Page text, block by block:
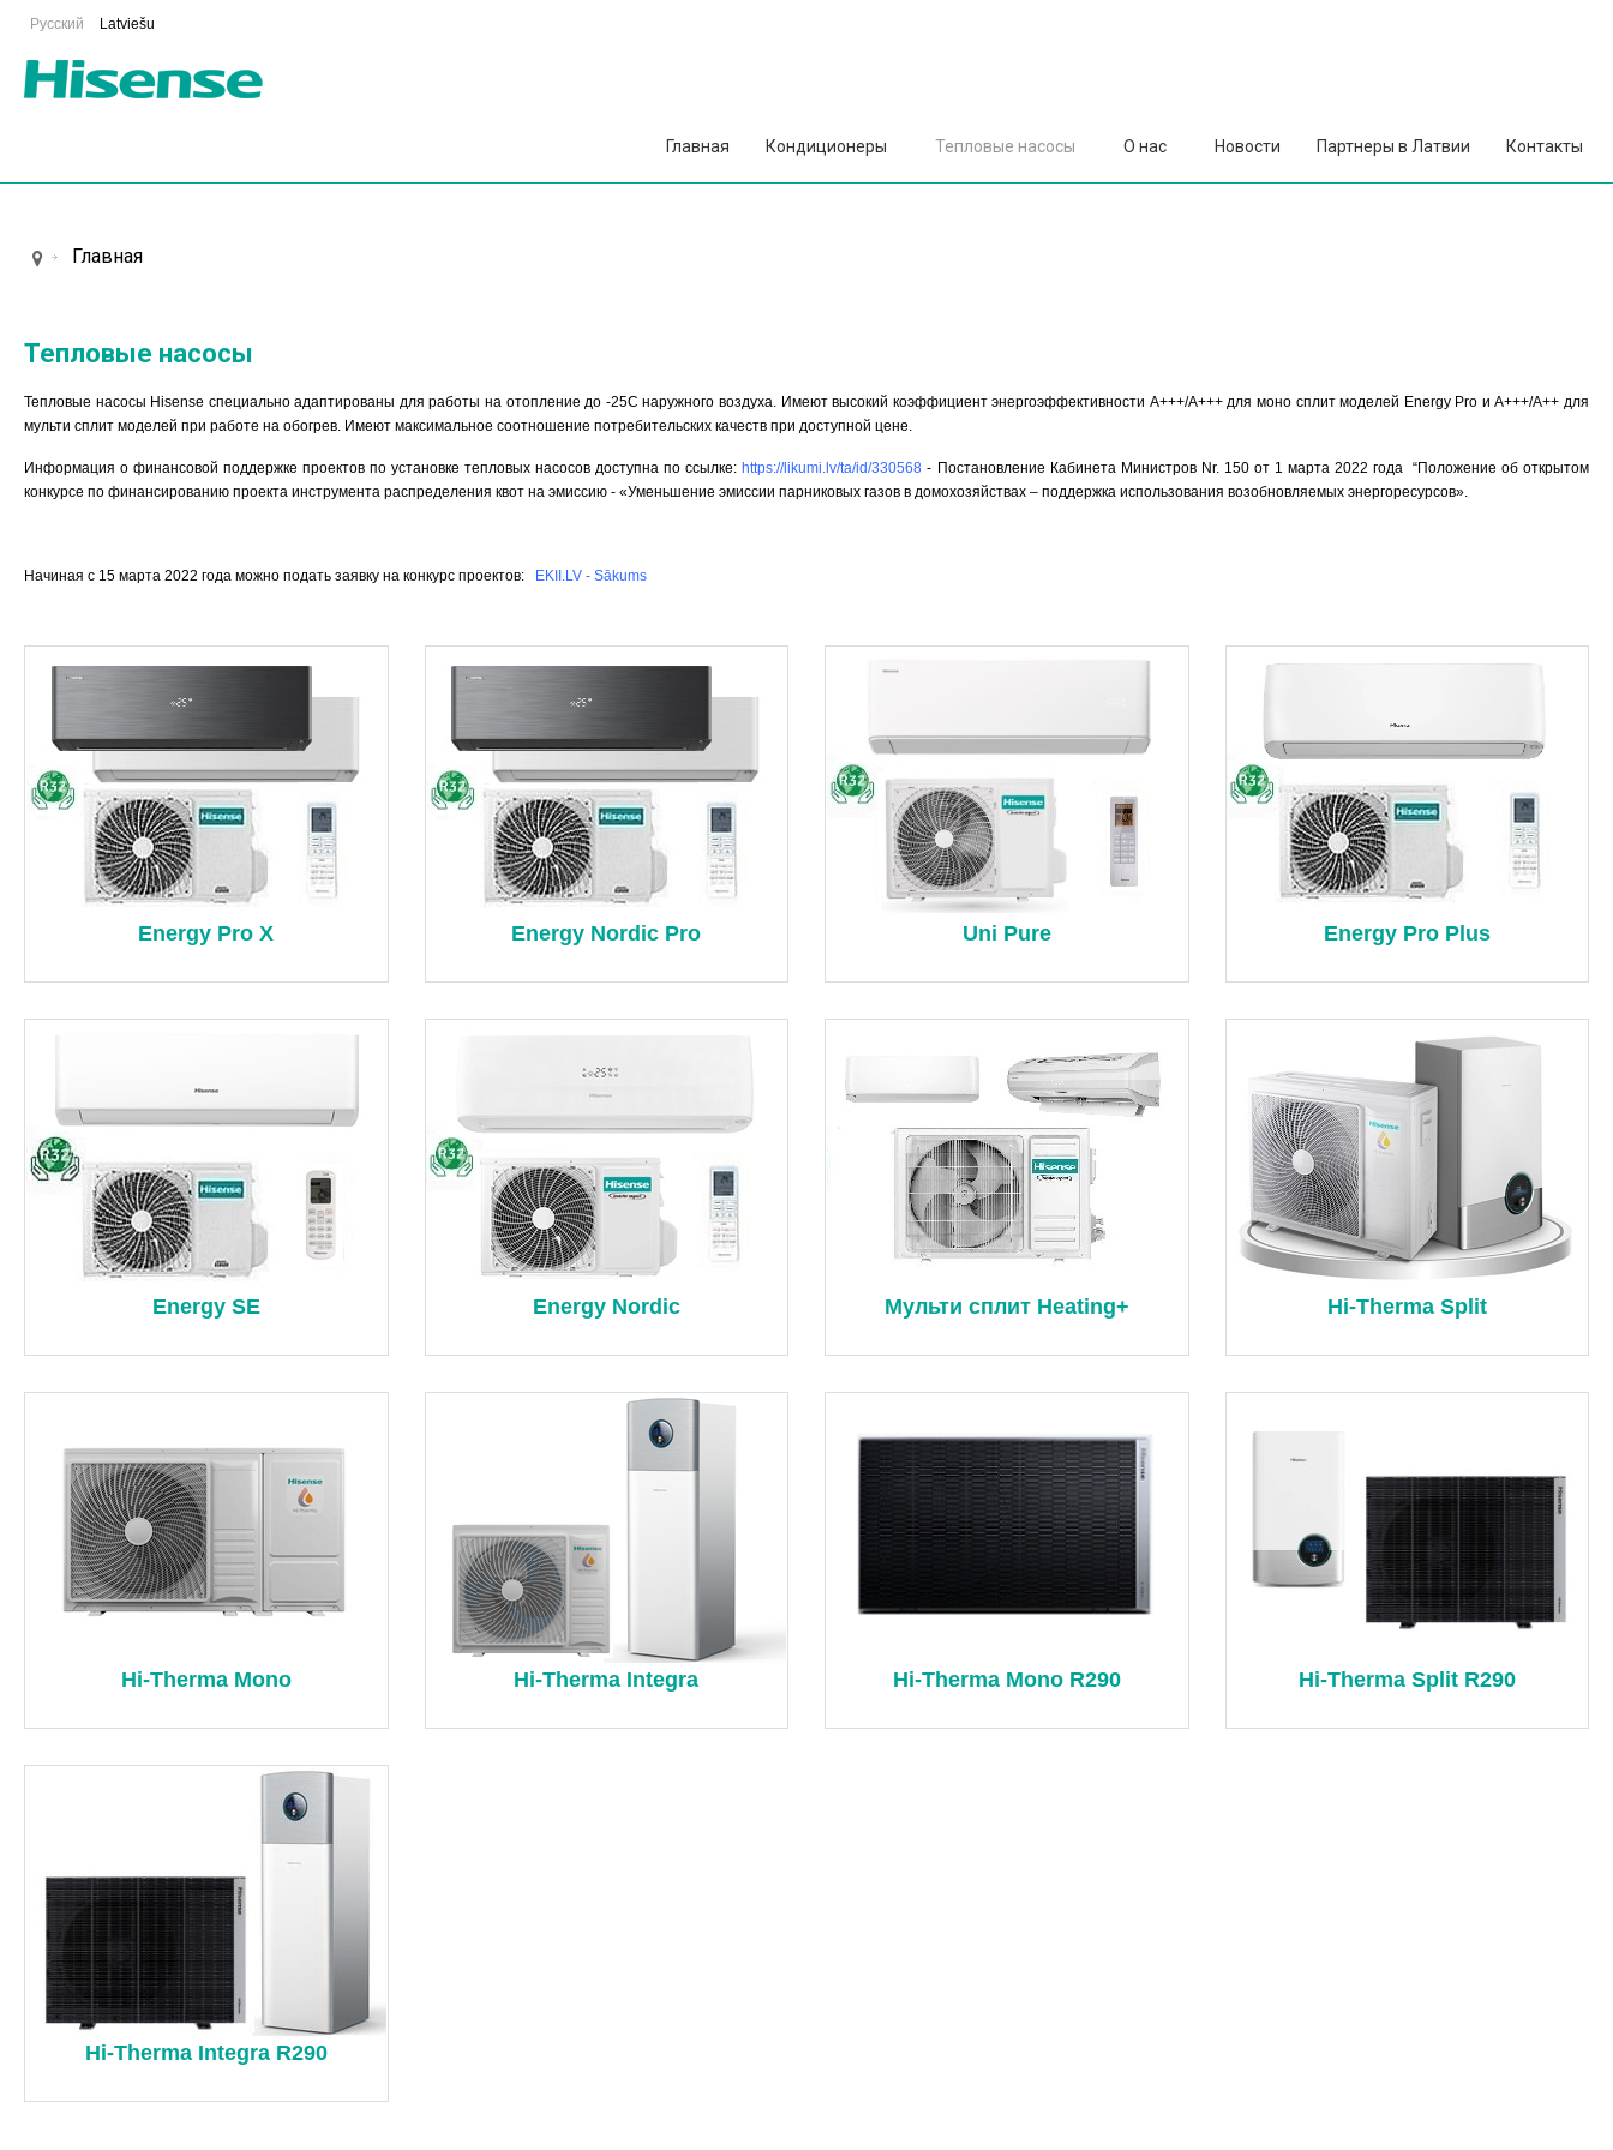
Русский Latviešu
Главная Кондиционеры Тепловые насосы О нас Новости Партнеры в Латвии Контакты
Главная
Тепловые насосы
Тепловые насосы Hisense специально адаптированы для работы на отопление до -25C наружного воздуха. Имеют высокий коэффициент энергоэффективноcти A+++/А+++ для моно сплит моделей Energy Pro и А+++/А++ для
мульти сплит моделей при работе на обогрев. Имеют максимальное соотношение потребительских качеств при доступной цене.
Информация о финансовой поддержке проектов по установке тепловых насосов доступна по ссылке: https://likumi.lv/ta/id/330568 - Постановление Кабинета Министров Nr. 150 от 1 марта 2022 года “Положение об открытом
конкурсе по финансированию проекта инструмента распределения квот на эмиссию - «Уменьшение эмиссии парниковых газов в домохозяйствах – поддержка использования возобновляемых энергоресурсов».
Начиная с 15 марта 2022 года можно подать заявку на конкурс проектов: EKII.LV - Sākums
Energy Pro X Energy Nordic Pro Uni Pure Energy Pro Plus
Energy SE Energy Nordic Мульти сплит Heating+ Hi-Therma Split
Hi-Therma Mono Hi-Therma Integra Hi-Therma Mono R290 Hi-Therma Split R290
Hi-Therma Integra R290